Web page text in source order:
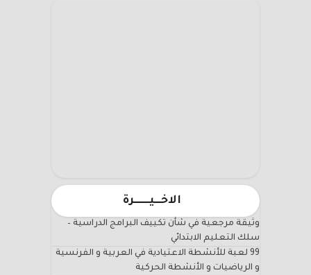
الاخـــيـــــــرة
وثيقة مرجعية في شأن تكييف البرامج الدراسية –
سلك التعليم الابتدائي
99 لعبة للأنشطة الاعتيادية في العربية و الفرنسية
و الرياضيات و الأنشطة الحركية